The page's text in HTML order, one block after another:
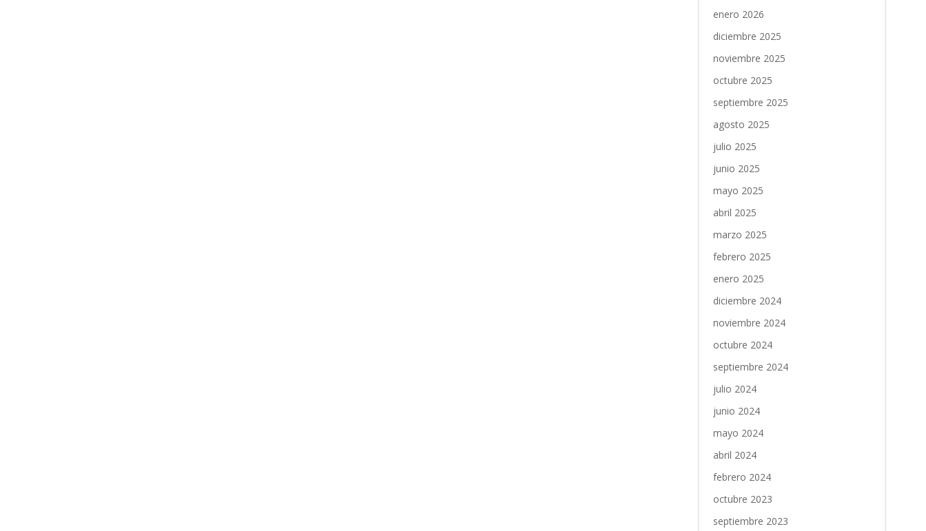
enero 2026
diciembre 2025
noviembre 2025
octubre 2025
septiembre 2025
agosto 2025
julio 2025
junio 2025
mayo 2025
abril 2025
marzo 2025
febrero 2025
enero 2025
diciembre 2024
noviembre 2024
octubre 2024
septiembre 2024
julio 2024
junio 2024
mayo 2024
abril 2024
febrero 2024
octubre 2023
septiembre 2023